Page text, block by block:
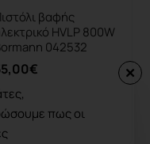
πως οι
βαφής
HVLP 800W
042532
Καλάθι